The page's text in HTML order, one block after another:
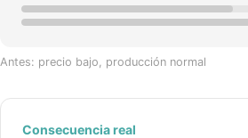
Antes: precio bajo, producción normal
Consecuencia real